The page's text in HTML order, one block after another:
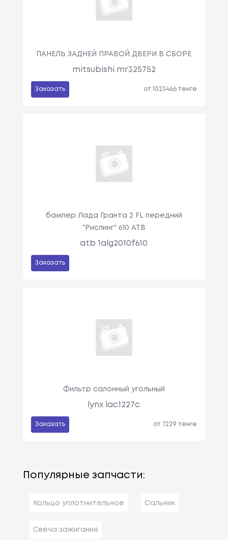
ПАНЕЛЬ ЗАДНЕЙ ПРАВОЙ ДВЕРИ В СБОРЕ
mitsubishi mr325752
Заказать от 1023466 тенге
бампер Лада Гранта 2 FL передний
"Рислинг" 610 ATB
atb 1alg2010f610
Заказать
Фильтр салонный угольный
lynx lac1227c
Заказать от 7229 тенге
Популярные запчасти:
Кольцо уплотнительное Сальник
Свеча зажигания